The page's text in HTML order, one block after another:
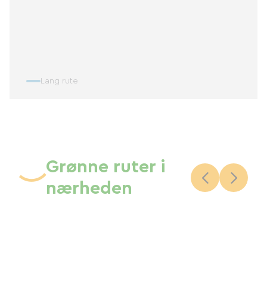
Lang rute
Grønne ruter i
nærheden